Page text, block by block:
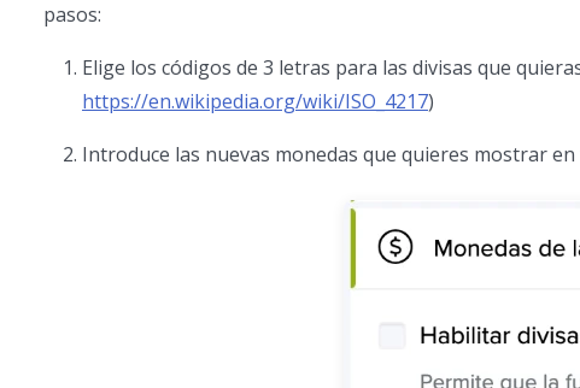
pasos:
Elige los códigos de 3 letras para las divisas que
https://en.wikipedia.org/wiki/ISO_4217)
Introduce las nuevas monedas que quieres mostrar